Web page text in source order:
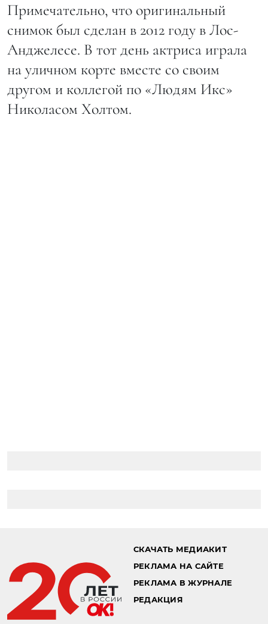
Примечательно, что оригинальный
снимок был сделан в 2012 году в Лос-
Анджелесе. В тот день актриса играла
на уличном корте вместе со своим
другом и коллегой по «Людям Икс»
Николасом Холтом.
СКАЧАТЬ МЕДИАКИТ
РЕКЛАМА НА САЙТЕ
РЕКЛАМА В ЖУРНАЛЕ
РЕДАКЦИЯ